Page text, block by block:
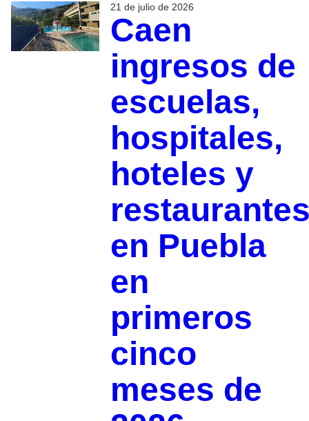
21 de julio de 2026
Caen
ingresos de
escuelas,
hospitales,
hoteles y
en Puebla
en
primeros
cinco
meses de